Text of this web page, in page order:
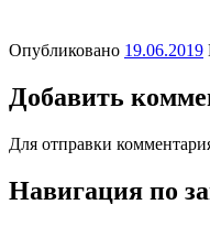
Опубликовано 19.06.2019
Добавить
Для отправки
Навигация по